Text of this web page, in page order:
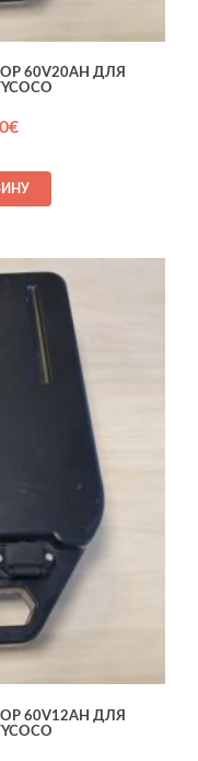
60V20AH ДЛЯ
€Текущая
409,00€.
60V12AH ДЛЯ